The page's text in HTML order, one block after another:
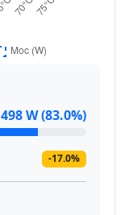
498 W (83.0%)
-17.0%